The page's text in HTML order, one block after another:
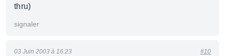
thru)
signaler
03 Juin 2003 à 16:23 #10